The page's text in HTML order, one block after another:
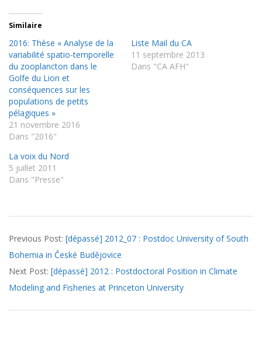
Similaire
2016: Thèse « Analyse de la
variabilité spatio-temporelle
du zooplancton dans le
Golfe du Lion et
conséquences sur les
populations de petits
pélagiques »
21 novembre 2016
Dans "2016"
Liste Mail du CA
11 septembre 2013
Dans "CA AFH"
La voix du Nord
5 juillet 2011
Dans "Presse"
06-
21
Previous Post: [dépassé] 2012_07 : Postdoc University of South
Bohemia in České Budějovice
Next Post: [dépassé] 2012 : Postdoctoral Position in Climate
Modeling and Fisheries at Princeton University